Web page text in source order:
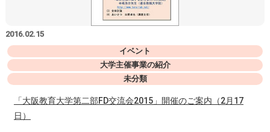
2016.02.15
イベント
大学主催事業の紹介
未分類
「大阪教育大学第二部FD交流会2015」開催のご案内（2月17
日）